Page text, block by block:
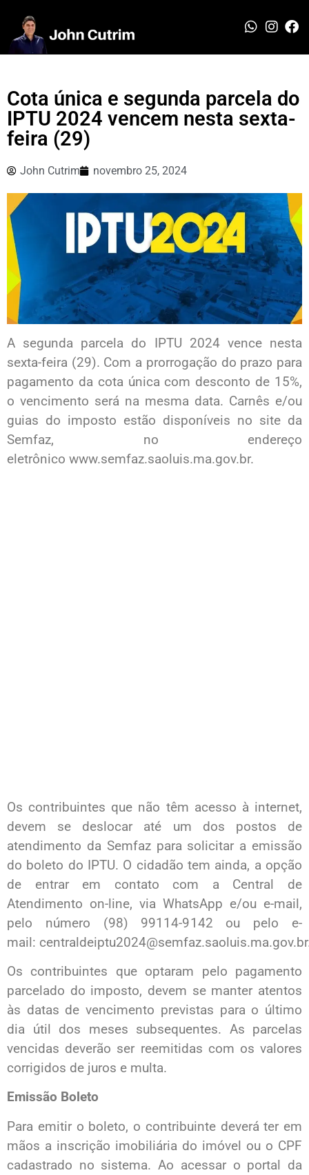
Cota única e segunda parcela do
IPTU 2024 vencem nesta sexta-
feira (29)
John Cutrim novembro 25, 2024
A segunda parcela do IPTU 2024 vence nesta
sexta-feira (29). Com a prorrogação do prazo para
pagamento da cota única com desconto de 15%,
o vencimento será na mesma data. Carnês e/ou
guias do imposto estão disponíveis no site da
Semfaz, no endereço
eletrônico www.semfaz.saoluis.ma.gov.br.
Os contribuintes que não têm acesso à internet,
devem se deslocar até um dos postos de
atendimento da Semfaz para solicitar a emissão
do boleto do IPTU. O cidadão tem ainda, a opção
de entrar em contato com a Central de
Atendimento on-line, via WhatsApp e/ou e-mail,
pelo número (98) 99114-9142 ou pelo e-
mail:
Os contribuintes que optaram pelo pagamento
parcelado do imposto, devem se manter atentos
às datas de vencimento previstas para o último
dia útil dos meses subsequentes. As parcelas
vencidas deverão ser reemitidas com os valores
corrigidos de juros e multa.
Emissão Boleto
Para emitir o boleto, o contribuinte deverá ter em
mãos a inscrição imobiliária do imóvel ou o CPF
cadastrado no sistema. Ao acessar o portal da